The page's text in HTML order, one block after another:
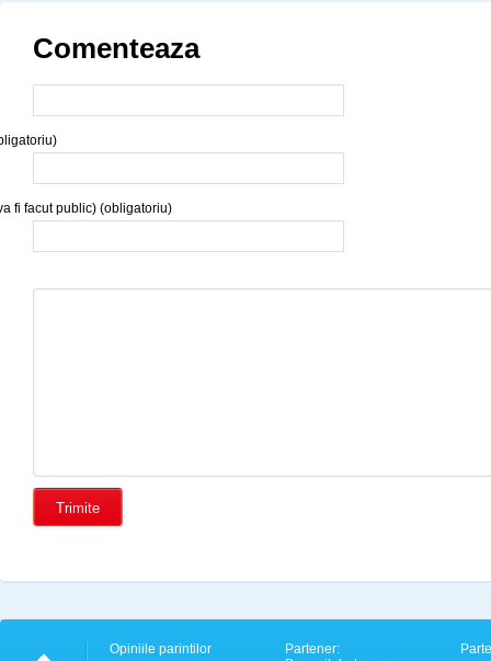
Comenteaza
fi facut public) (obligatoriu)
Opiniile parintilor
Partener: